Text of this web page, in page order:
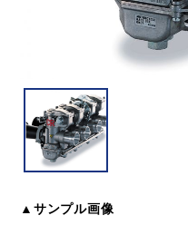
▲サンプル画像